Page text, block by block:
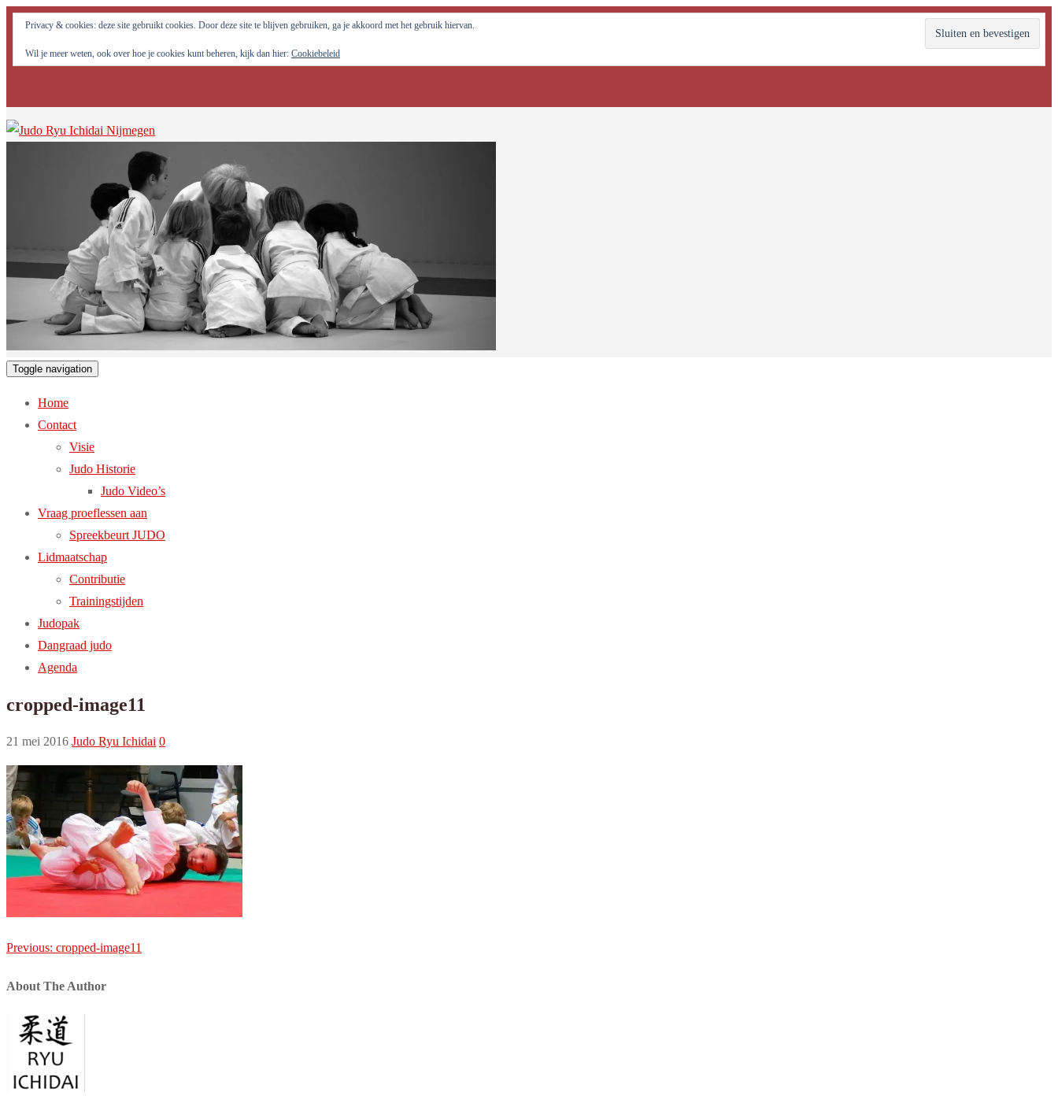
Judo Ryu Ichidai Nijmegen - Alle potentiële krachten in jezelf optimaal tot ontwikkeling brengen!
Toggle navigation
Home
Contact
Visie
Judo Historie
Judo Video’s
Vraag proeflessen aan
Spreekbeurt JUDO
Lidmaatschap
Contributie
Trainingstijden
Judopak
Dangraad judo
Agenda
cropped-image11
21 mei 2016 Judo Ryu Ichidai 0
Post
Previous: cropped-image11
About The Author
Privacy & cookies: deze site gebruikt cookies. Door deze site te blijven gebruiken, ga je akkoord met het gebruik hiervan.
Wil je meer weten, ook over hoe je cookies kunt beheren, kijk dan hier: Cookiebeleid